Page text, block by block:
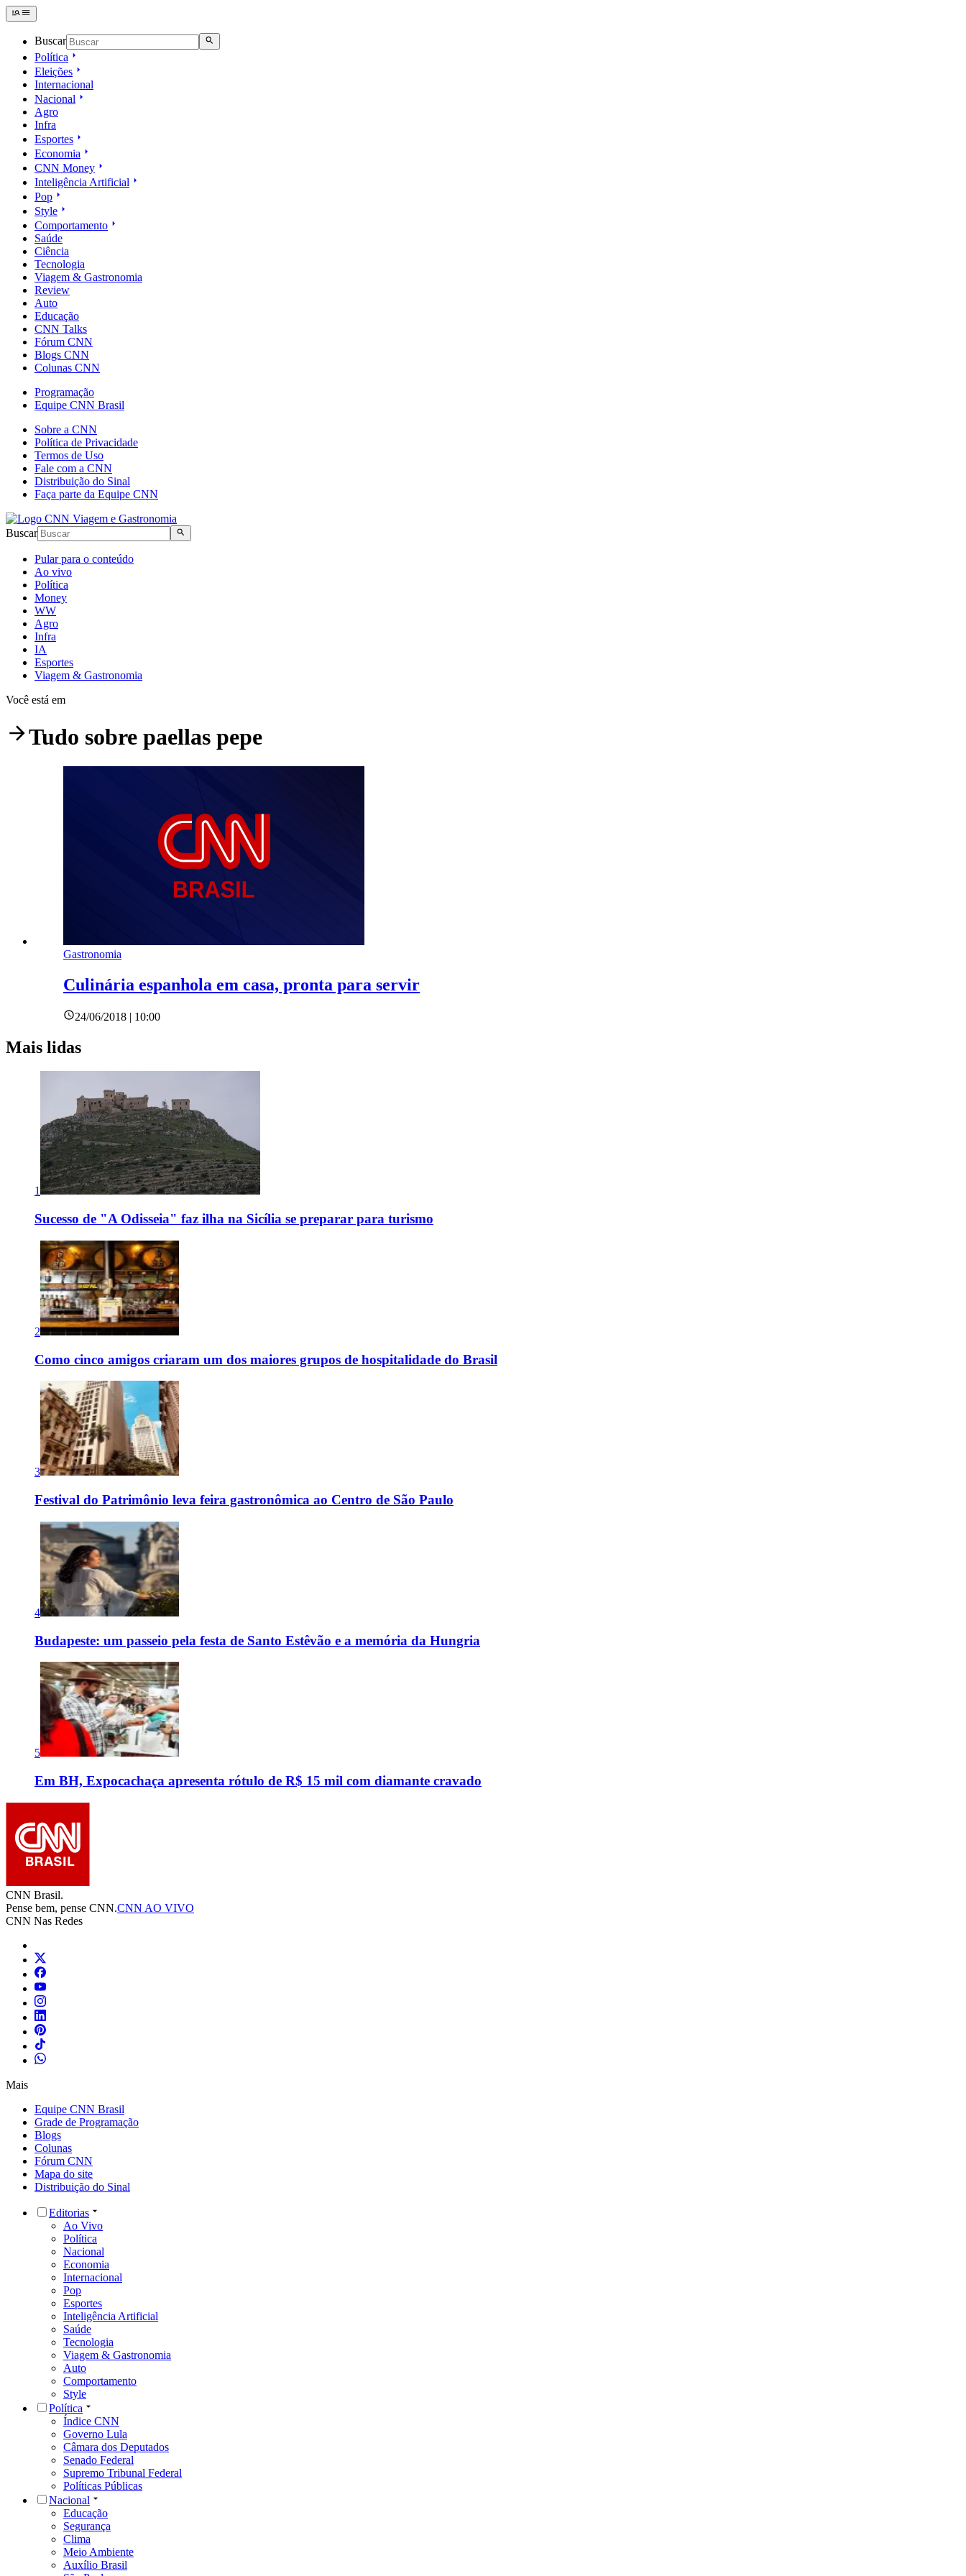
Buscar
Política
Eleições
Internacional
Nacional
Agro
Infra
Esportes
Economia
CNN Money
Inteligência Artificial
Pop
Style
Comportamento
Saúde
Ciência
Tecnologia
Viagem & Gastronomia
Review
Auto
Educação
CNN Talks
Fórum CNN
Blogs CNN
Colunas CNN
Programação
Equipe CNN Brasil
Sobre a CNN
Política de Privacidade
Termos de Uso
Fale com a CNN
Distribuição do Sinal
Faça parte da Equipe CNN
Buscar
Pular para o conteúdo
Ao vivo
Política
Money
WW
Agro
Infra
IA
Esportes
Viagem & Gastronomia
Você está em
Tudo sobre paellas pepe
Gastronomia
Culinária espanhola em casa, pronta para servir
24/06/2018 | 10:00
Mais lidas
1
Sucesso de "A Odisseia" faz ilha na Sicília se preparar para turismo
2
Como cinco amigos criaram um dos maiores grupos de hospitalidade do Brasil
3
Festival do Patrimônio leva feira gastronômica ao Centro de São Paulo
4
Budapeste: um passeio pela festa de Santo Estêvão e a memória da Hungria
5
Em BH, Expocachaça apresenta rótulo de R$ 15 mil com diamante cravado
CNN Brasil.
Pense bem, pense CNN.CNN AO VIVO
CNN Nas Redes
Mais
Equipe CNN Brasil
Grade de Programação
Blogs
Colunas
Fórum CNN
Mapa do site
Distribuição do Sinal
Editorias
Ao Vivo
Política
Nacional
Economia
Internacional
Pop
Esportes
Inteligência Artificial
Saúde
Tecnologia
Viagem & Gastronomia
Auto
Comportamento
Style
Política
Índice CNN
Governo Lula
Câmara dos Deputados
Senado Federal
Supremo Tribunal Federal
Políticas Públicas
Nacional
Educação
Segurança
Clima
Meio Ambiente
Auxílio Brasil